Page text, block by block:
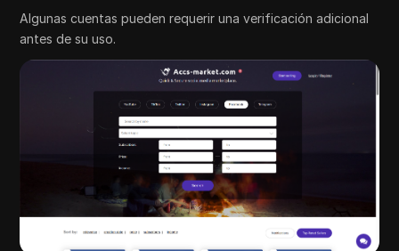
Algunas cuentas pueden requerir una verificación adicional
antes de su uso.